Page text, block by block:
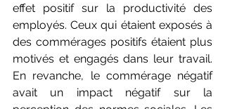
effet positif sur la productivité des
employés. Ceux qui étaient exposés à
des commérages positifs étaient plus
motivés et engagés dans leur travail.
En revanche, le commérage négatif
avait un impact négatif sur la